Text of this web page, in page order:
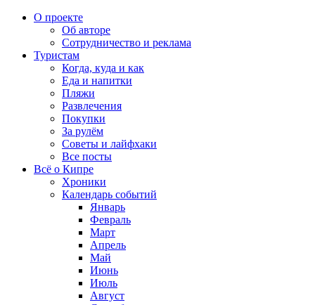
О проекте
Об авторе
Сотрудничество и реклама
Туристам
Когда, куда и как
Еда и напитки
Пляжи
Развлечения
Покупки
За рулём
Советы и лайфхаки
Все посты
Всё о Кипре
Хроники
Календарь событий
Январь
Февраль
Март
Апрель
Май
Июнь
Июль
Август